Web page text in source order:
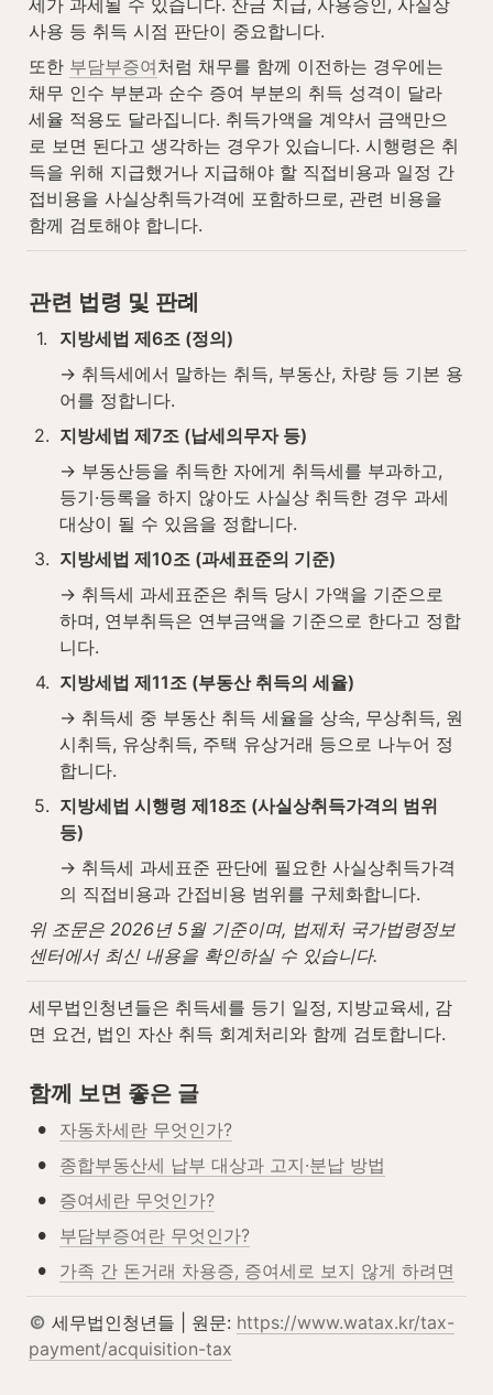
세가 과세될 수 있습니다. 잔금 지급, 사용승인, 사실상
사용 등 취득 시점 판단이 중요합니다.
또한 부담부증여처럼 채무를 함께 이전하는 경우에는
채무 인수 부분과 순수 증여 부분의 취득 성격이 달라
세율 적용도 달라집니다. 취득가액을 계약서 금액만으
로 보면 된다고 생각하는 경우가 있습니다. 시행령은 취
득을 위해 지급했거나 지급해야 할 직접비용과 일정 간
접비용을 사실상취득가격에 포함하므로, 관련 비용을
함께 검토해야 합니다.
관련 법령 및 판례
1.
지방세법 제6조 (정의)
→ 취득세에서 말하는 취득, 부동산, 차량 등 기본 용
어를 정합니다.
2. 지방세법 제7조 (납세의무자 등)
→ 부동산등을 취득한 자에게 취득세를 부과하고,
등기·등록을 하지 않아도 사실상 취득한 경우 과세
대상이 될 수 있음을 정합니다.
3. 지방세법 제10조 (과세표준의 기준)
→ 취득세 과세표준은 취득 당시 가액을 기준으로
하며, 연부취득은 연부금액을 기준으로 한다고 정합
니다.
4. 지방세법 제11조 (부동산 취득의 세율)
→ 취득세 중 부동산 취득 세율을 상속, 무상취득, 원
시취득, 유상취득, 주택 유상거래 등으로 나누어 정
합니다.
5. 지방세법 시행령 제18조 (사실상취득가격의 범위
등)
→ 취득세 과세표준 판단에 필요한 사실상취득가격
의 직접비용과 간접비용 범위를 구체화합니다.
위 조문은 2026년 5월 기준이며, 법제처 국가법령정보
센터에서 최신 내용을 확인하실 수 있습니다.
세무법인청년들은 취득세를 등기 일정, 지방교육세, 감
면 요건, 법인 자산 취득 회계처리와 함께 검토합니다.
함께 보면 좋은 글
• 자동차세란 무엇인가?
• 종합부동산세 납부 대상과 고지·분납 방법
• 증여세란 무엇인가?
• 부담부증여란 무엇인가?
• 가족 간 돈거래 차용증, 증여세로 보지 않게 하려면
세무법인청년들 | 원문: https://www.watax.kr/tax-
payment/acquisition-tax